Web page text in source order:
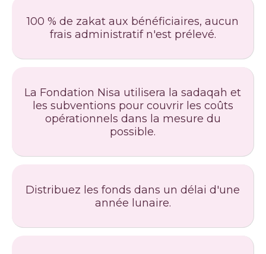
100 % de zakat aux bénéficiaires, aucun
frais administratif n'est prélevé.
La Fondation Nisa utilisera la sadaqah et
les subventions pour couvrir les coûts
opérationnels dans la mesure du
possible.
Distribuez les fonds dans un délai d'une
année lunaire.